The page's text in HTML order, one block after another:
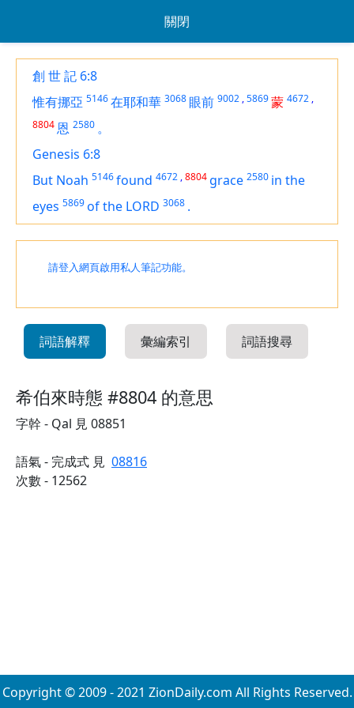
關閉
創 世 記 6:8
惟有挪亞 5146在耶和華 3068 眼前 9002 ,5869蒙 4672 ,
8804恩 2580 。
Genesis 6:8
But Noah 5146found 4672 ,8804 grace 2580 in the
eyes 5869of the LORD 3068 .
請登入網頁啟用私人筆記功能。
詞語解釋 彙編索引 詞語搜尋
希伯來時態 #8804 的意思
字幹 - Qal 見 08851
語氣 - 完成式 見 08816
次數 - 12562
Copyright © 2009 - 2021 ZionDaily.com All Rights Reserved.